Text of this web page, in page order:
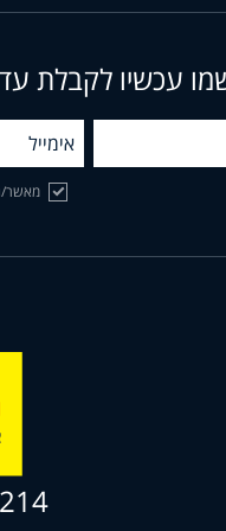
עכשיו לקבלת
מאשר/